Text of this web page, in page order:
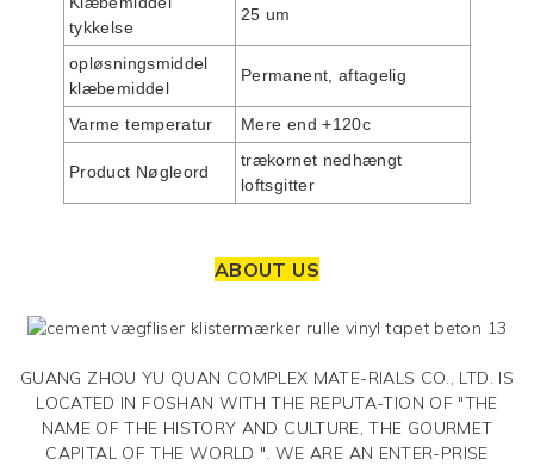
tykkelse
25 um
opløsningsmiddel
klæbemiddel
Permanent, aftagelig
Varme temperatur Mere end +120c
Product Nøgleord
trækornet nedhængt
loftsgitter
ABOUT US
GUANG ZHOU YU QUAN COMPLEX MATE-RIALS CO., LTD. IS
LOCATED IN FOSHAN WITH THE REPUTA-TION OF "THE
NAME OF THE HISTORY AND CULTURE, THE GOURMET
CAPITAL OF THE WORLD ". WE ARE AN ENTER-PRISE